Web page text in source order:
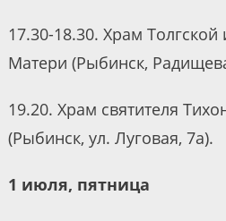
17.30-18.30. Храм
Матери (Рыбинск,
19.20. Храм святителя
(Рыбинск, ул. Луговая, 7а).
1 июля, пятница